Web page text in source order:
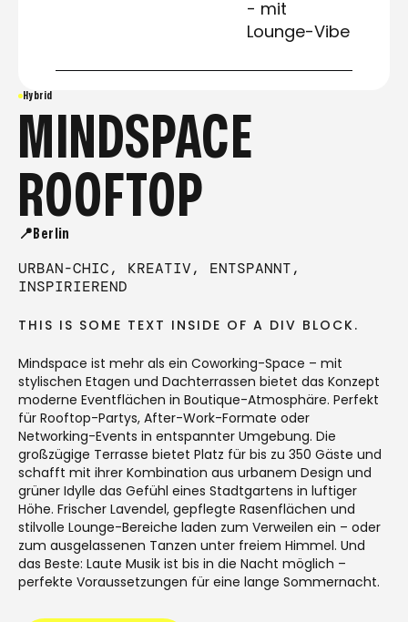
- mit
Lounge-Vibe
Hybrid
MINDSPACE
ROOFTOP
📍Berlin
URBAN-CHIC, KREATIV, ENTSPANNT,
INSPIRIEREND
THIS IS SOME TEXT INSIDE OF A DIV BLOCK.
Mindspace ist mehr als ein Coworking-Space – mit
stylischen Etagen und Dachterrassen bietet das Konzept
moderne Eventflächen in Boutique-Atmosphäre. Perfekt
für Rooftop-Partys, After-Work-Formate oder
Networking-Events in entspannter Umgebung. Die
großzügige Terrasse bietet Platz für bis zu 350 Gäste und
schafft mit ihrer Kombination aus urbanem Design und
grüner Idylle das Gefühl eines Stadtgartens in luftiger
Höhe. Frischer Lavendel, gepflegte Rasenflächen und
stilvolle Lounge-Bereiche laden zum Verweilen ein – oder
zum ausgelassenen Tanzen unter freiem Himmel. Und
das Beste: Laute Musik ist bis in die Nacht möglich –
perfekte Voraussetzungen für eine lange Sommernacht.